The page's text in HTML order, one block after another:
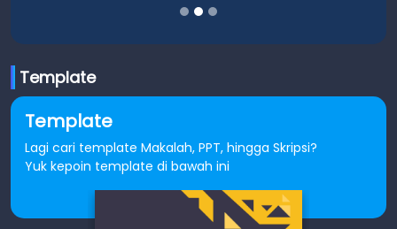
Template
Template
Lagi cari template Makalah, PPT, hingga Skripsi?
Yuk kepoin template di bawah ini